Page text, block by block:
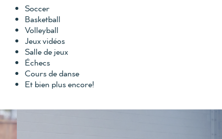
Soccer
Basketball
Volleyball
Jeux vidéos
Salle de jeux
Échecs
Cours de danse
Et bien plus encore!